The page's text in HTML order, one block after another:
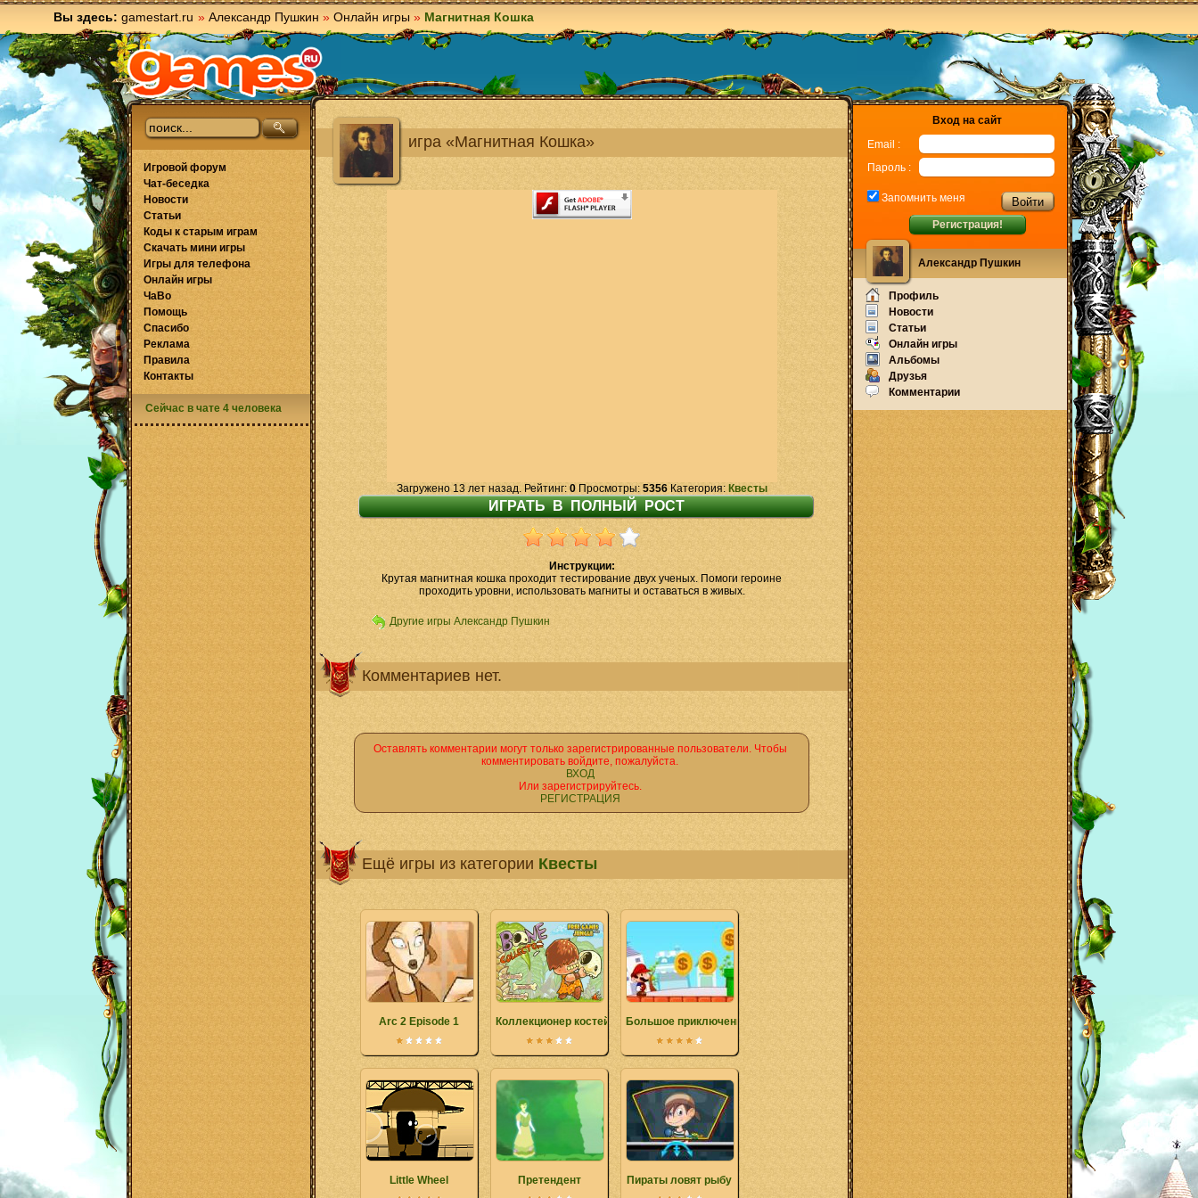
Вы здесь: gamestart.ru » Александр Пушкин » Онлайн игры » Магнитная Кошка
игра «Магнитная Кошка»
Загружено 13 лет назад. Рейтинг: 0Просмотры: 5356Категория: Квесты
Инструкции:
Крутая магнитная кошка проходит тестирование двух ученых. Помоги героине
проходить уровни, использовать магниты и оставаться в живых.
Другие игры Александр Пушкин
Комментариев нет.
Оставлять комментарии могут только зарегистрированные пользователи. Чтобы
комментировать войдите, пожалуйста.
ВХОД
Или зарегистрируйтесь.
РЕГИСТРАЦИЯ
Ещё игры из категории Квесты
Arc 2 Episode 1 Коллекционер костей Большое приключение Марио 3
Little Wheel Претендент Пираты ловят рыбу
Игровой форум
Чат-беседка
Новости
Статьи
Коды к старым играм
Скачать мини игры
Игры для телефона
Онлайн игры
ЧаВо
Помощь
Спасибо
Реклама
Правила
Контакты
Сейчас в чате 4 человека
Вход на сайт
Email :
Пароль :
Запомнить меня
Регистрация!
Александр Пушкин
Профиль
Новости
Статьи
Онлайн игры
Альбомы
Друзья
Комментарии